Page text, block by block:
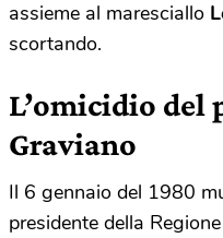
assieme al maresciallo
scortando.
L’omicidio del
Graviano
Il 6 gennaio del 1980
presidente della